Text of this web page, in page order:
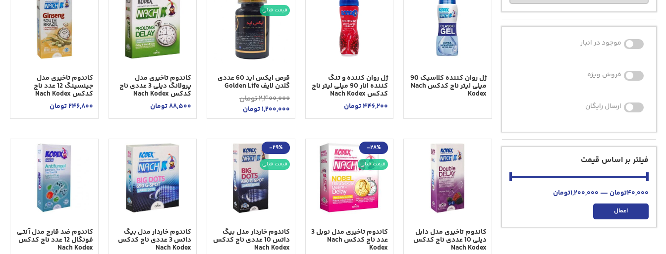
موجود در انبار
فروش ویژه
ارسال رایگان
فیلتر بر اساس قیمت
40,000تومان —
1,200,000تومان
اعمال
ژل روان کننده کلاسیک 90
میلی لیتر ناچ کدکس Nach
Kodex
ژل روان کننده و تنگ
کننده انار 90 میلی لیتر ناچ
کدکس Nach Kodex
446,200تومان
قیمت قبلی
قرص ایکس اید 60 عددی
گلدن لایف Golden Life
2,400,000تومان
1,200,000تومان
کاندوم تاخیری مدل
پرولانگ دیلی 3 عددی ناچ
کدکس Nach Kodex
88,500تومان
کاندوم تاخیری مدل
جینسینگ 12 عدد ناچ
کدکس Nach Kodex
246,800تومان
کاندوم تاخیری مدل دابل
دیلی 10 عددی ناچ کدکس
Nach Kodex
قیمت قبلی
-28%
کاندوم تاخیری مدل نوبل 3
عدد ناچ کدکس Nach
Kodex
قیمت قبلی
-29%
کاندوم خاردار مدل بیگ
داتس 10 عددی ناچ کدکس
Nach Kodex
کاندوم خاردار مدل بیگ
داتس 3 عددی ناچ کدکس
Nach Kodex
کاندوم ضد قارچ مدل آنتی
فونگال 12 عدد ناچ کدکس
Nach Kodex